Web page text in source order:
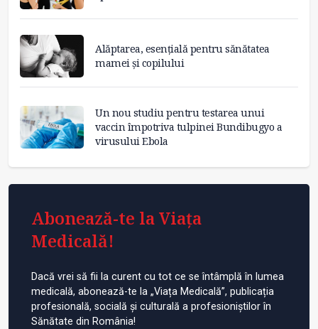
Alăptarea, esențială pentru sănătatea
mamei și copilului
Un nou studiu pentru testarea unui
vaccin împotriva tulpinei Bundibugyo a
virusului Ebola
Abonează-te la Viața
Medicală!
Dacă vrei să fii la curent cu tot ce se întâmplă în lumea
medicală, abonează-te la „Viața Medicală”, publicația
profesională, socială și culturală a profesioniștilor în
Sănătate din România!